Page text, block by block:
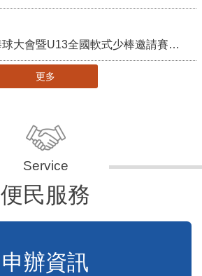
第二屆台灣火星人棒球大會暨U13全國軟式少棒邀請賽在苗栗舉辦
更多
便民服務
申辦資訊